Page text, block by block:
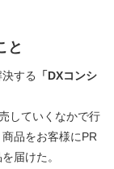
と
する
「DXコンシ
していくなかで行
品をお客様にPR
届けた。